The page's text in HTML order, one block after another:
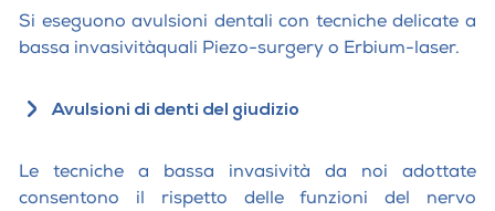
Si eseguono avulsioni dentali con tecniche delicate a
bassa invasivitàquali Piezo-surgery o Erbium-laser.
Avulsioni di denti del giudizio
Le tecniche a bassa invasività da noi adottate
consentono il rispetto delle funzioni del nervo